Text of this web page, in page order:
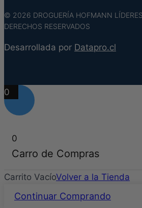
© 2026 DROGUERÍA HOFMANN
DERECHOS RESERVADOS
Desarrollada por Datapro.cl
0
0
Carro de Compras
Carrito VacíoVolver a la Tienda
Continuar Comprando